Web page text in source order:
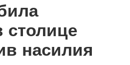
столице
насилия